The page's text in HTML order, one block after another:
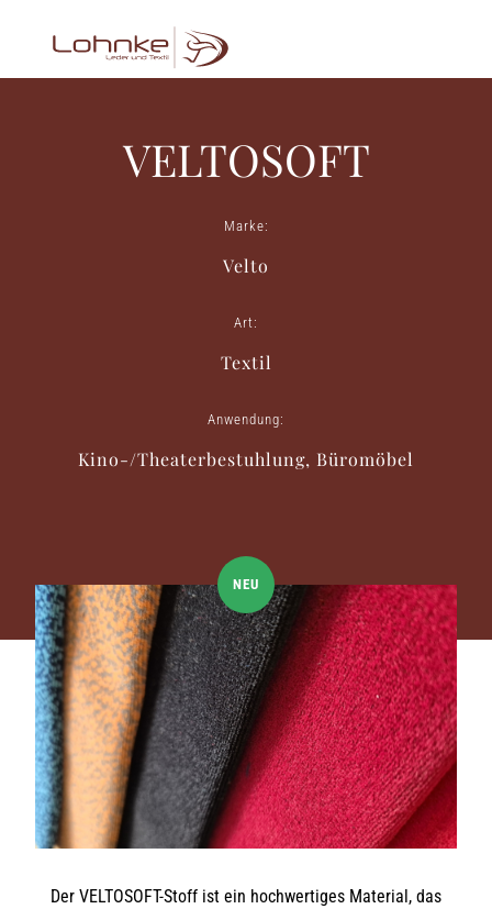
VELTOSOFT
Marke:
Velto
Art:
Textil
Anwendung:
Kino-/Theaterbestuhlung, Büromöbel
NEU
Der VELTOSOFT-Stoff ist ein hochwertiges Material, das